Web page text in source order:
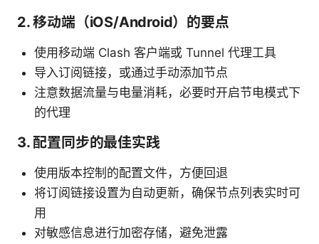
2. 移动端（iOS/Android）的要点
使用移动端 Clash 客户端或 Tunnel 代理工具
导入订阅链接，或通过手动添加节点
注意数据流量与电量消耗，必要时开启节电模式下
的代理
3. 配置同步的最佳实践
使用版本控制的配置文件，方便回退
将订阅链接设置为自动更新，确保节点列表实时可
用
对敏感信息进行加密存储，避免泄露